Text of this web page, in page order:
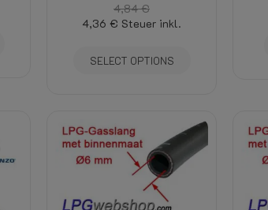
4,84 €
4,36 € Steuer inkl.
SELECT OPTIONS